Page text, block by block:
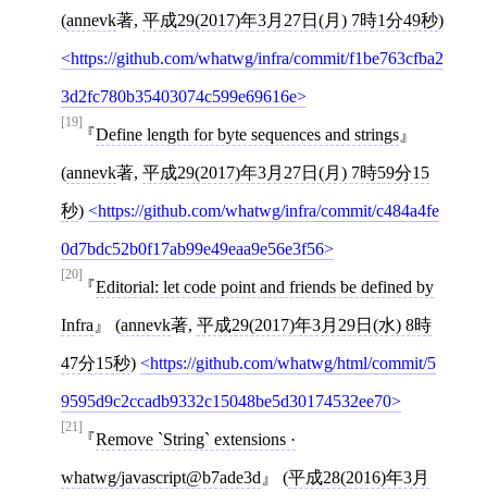
(annevk著, 平成29(2017)年3月27日(月) 7時1分49秒)
https://github.com/whatwg/infra/commit/f1be763cfba2
3d2fc780b35403074c599e69616e
[19]
Define length for byte sequences and strings
(annevk著, 平成29(2017)年3月27日(月) 7時59分15
秒) https://github.com/whatwg/infra/commit/c484a4fe
0d7bdc52b0f17ab99e49eaa9e56e3f56
[20]
Editorial: let code point and friends be defined by
Infra (annevk著, 平成29(2017)年3月29日(水) 8時
47分15秒) https://github.com/whatwg/html/commit/5
9595d9c2ccadb9332c15048be5d30174532ee70
[21]
Remove `String` extensions ·
whatwg/javascript@b7ade3d (平成28(2016)年3月